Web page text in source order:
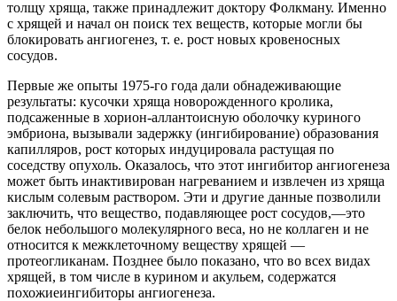
толщу хряща, также принадлежит доктору Фолкману. Именно
с хрящей и начал он поиск тех веществ, которые могли бы
блокировать ангиогенез, т. е. рост новых кровеносных
сосудов.
Первые же опыты 1975-го года дали обнадеживающие
результаты: кусочки хряща новорожденного кролика,
подсаженные в хорион-аллантоисную оболочку куриного
эмбриона, вызывали задержку (ингибирование) образования
капилляров, рост которых индуцировала растущая по
соседству опухоль. Оказалось, что этот ингибитор ангиогенеза
может быть инактивирован нагреванием и извлечен из хряща
кислым солевым раствором. Эти и другие данные позволили
заключить, что вещество, подавляющее рост сосудов,—это
белок небольшого молекулярного веса, но не коллаген и не
относится к межклеточному веществу хрящей —
протеогликанам. Позднее было показано, что во всех видах
хрящей, в том числе в курином и акульем, содержатся
похожиеингибиторы ангиогенеза.